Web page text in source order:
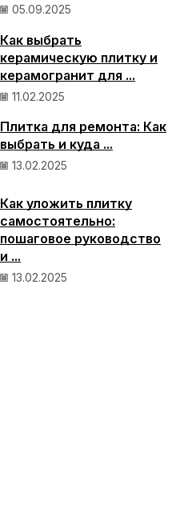
05.09.2025
Как выбрать
керамическую плитку и
керамогранит для ...
11.02.2025
Плитка для ремонта: Как
выбрать и куда ...
13.02.2025
Как уложить плитку
самостоятельно:
пошаговое руководство
и ...
13.02.2025